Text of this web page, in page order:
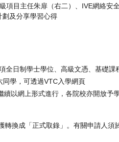
設置和先進的電腦器材和影音設備
全日制學士學位、高級文憑、基礎課
學，可透過VTC入學網頁
續以網上形式進行，各院校亦開放予
轉換成「正式取錄」。有關申請人須